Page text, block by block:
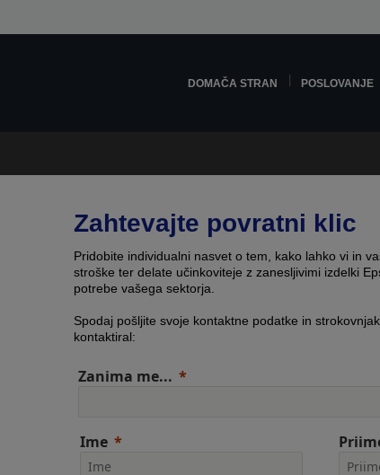
DOMAČA STRAN POSLOVANJE
Zahtevajte povratni klic
Pridobite individualni nasvet o tem, kako lahko vi in
stroške ter delate učinkoviteje z zanesljivimi izdelki
potrebe vašega sektorja.
Spodaj pošljite svoje kontaktne podatke in
kontaktiral:
Zanima me...
Ime